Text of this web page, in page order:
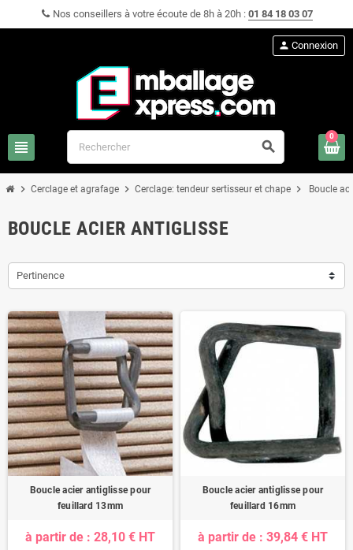
Nos conseillers à votre écoute de 8h à 20h : 01 84 18 03 07
view_headline search
person Connexion
0
chevron_right Cerclage et agrafage chevron_right Cerclage: tendeur sertisseur et chape chevron_right Boucle
BOUCLE ACIER ANTIGLISSE
Pertinence
Boucle acier antiglisse pour
feuillard 13mm
à partir de : 28,10 € HT
Boucle acier antiglisse pour
feuillard 16mm
à partir de : 39,84 € HT